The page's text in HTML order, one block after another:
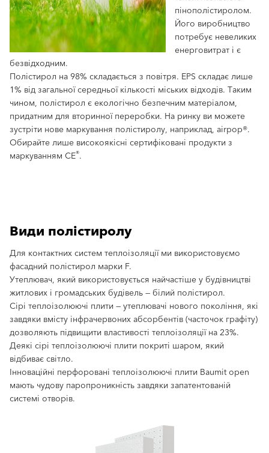
пінополістиролом.
Його виробництво
потребує невеликих
енерговитрат і є
безвідходним.
Полістирол на 98% складається з повітря. EPS складає лише
1% від загальної середньої кількості міських відходів. Таким
чином, полістирол є екологічно безпечним матеріалом,
придатним для вторинної переробки. На ринку ви можете
зустріти нове маркування полістиролу, наприклад, airpop®.
Обирайте лише високоякісні сертифіковані продукти з
маркуванням CE®.
Види полістиролу
Для контактних систем теплоізоляції ми використовуємо
фасадний полістирол марки F.
Утеплювач, який використовується найчастіше у будівництві
житлових і громадських будівель — білий полістирол.
Сірі теплоізолюючі плити — утеплювачі нового покоління, які
завдяки вмісту інфрачервоних абсорбентів (часточок графіту)
дозволяють підвищити властивості теплоізоляції на 23%.
Деякі сірі теплоізолюючі плити покриті шаром, який
відбиває світло.
Інноваційні перфоровані теплоізолюючі плити Baumit open
мають чудову паропроникність завдяки запатентованій
системі отворів.